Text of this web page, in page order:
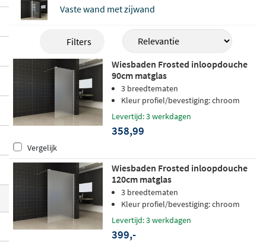
nd langer proper en helder houdt. Verkrij
gbaar in breedtes van 30 tot 160 cm, gesch
ikt voor montage op zowel een doucheba
Vaste wand met zijwand
Filters
Wiesbaden Frosted inloopdouche
90cm matglas
3 breedtematen
Kleur profiel/bevestiging: chroom
Levertijd: 3 werkdagen
358,99
Vergelijk
Wiesbaden Frosted inloopdouche
120cm matglas
3 breedtematen
Kleur profiel/bevestiging: chroom
Levertijd: 3 werkdagen
399,-